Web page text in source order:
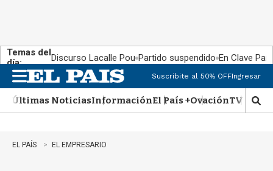
Temas del
día:
Discurso Lacalle Pou Partido suspendido En Clave País
n
u
Suscribite al 50% OFFIngresar
Últimas NoticiasInformaciónEl País +OvaciónTV Show
M
o
EL PAÍS EL EMPRESARIO